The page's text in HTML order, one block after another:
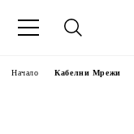
Начало Кабелни Мрежи